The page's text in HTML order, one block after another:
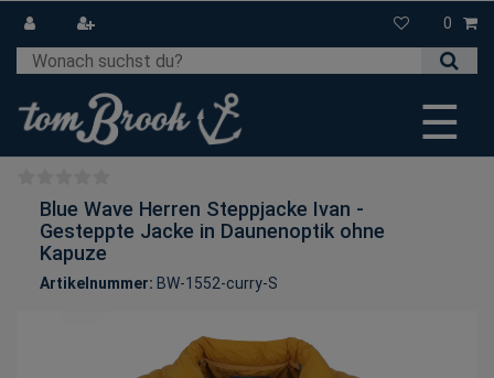
0
☰
Blue Wave Herren Steppjacke Ivan -
Gesteppte Jacke in Daunenoptik ohne
Kapuze
Artikelnummer: BW-1552-curry-S